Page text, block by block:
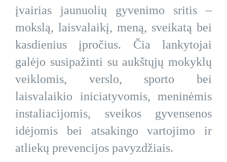
įvairias jaunuolių gyvenimo sritis –
mokslą, laisvalaikį, meną, sveikatą bei
kasdienius įpročius. Čia lankytojai
galėjo susipažinti su aukštųjų mokyklų
veiklomis, verslo, sporto bei
laisvalaikio iniciatyvomis, meninėmis
instaliacijomis, sveikos gyvensenos
idėjomis bei atsakingo vartojimo ir
atliekų prevencijos pavyzdžiais.